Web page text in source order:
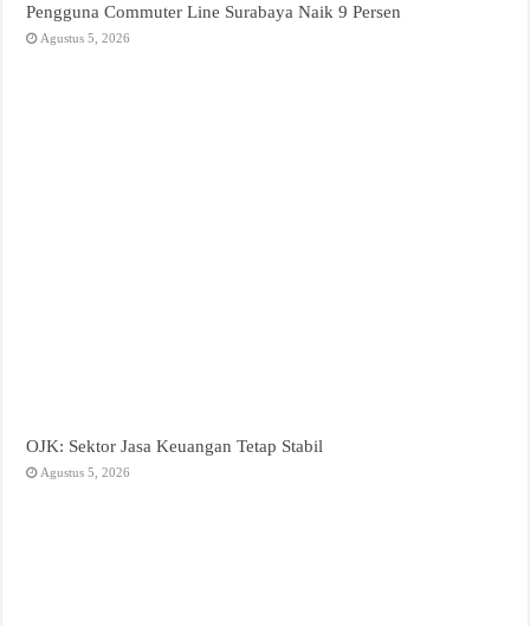
Pengguna Commuter Line Surabaya Naik 9 Persen
Agustus 5, 2026
OJK: Sektor Jasa Keuangan Tetap Stabil
Agustus 5, 2026